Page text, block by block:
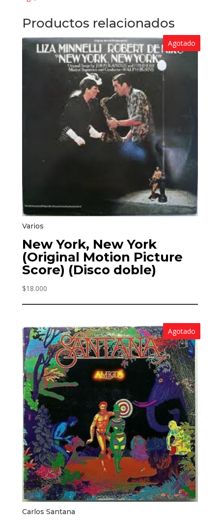
Productos relacionados
Agotado
Varios
New York, New York
(Original Motion Picture
Score) (Disco doble)
$18.000
Agotado
Carlos Santana